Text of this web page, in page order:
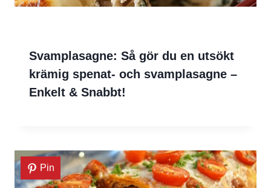
Svamplasagne: Så gör du en utsökt
krämig spenat- och svamplasagne –
Enkelt & Snabbt!
Pin